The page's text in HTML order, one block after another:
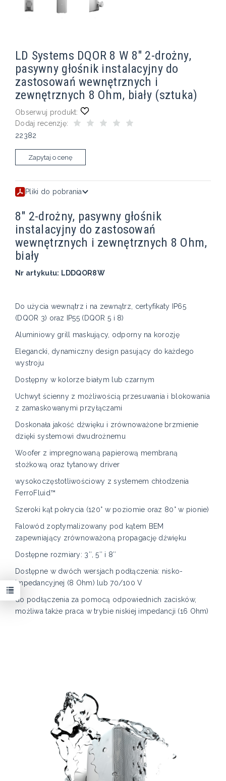
LD Systems DQOR 8 W 8" 2-drożny,
pasywny głośnik instalacyjny do
zastosowań wewnętrznych i
zewnętrznych 8 Ohm, biały (sztuka)
Obserwuj produkt:
Dodaj recenzję:
22382
Zapytaj o cenę
Pliki do pobrania
8" 2-drożny, pasywny głośnik
instalacyjny do zastosowań
wewnętrznych i zewnętrznych 8 Ohm,
biały
Nr artykułu: LDDQOR8W
Do użycia wewnątrz i na zewnątrz, certyfikaty IP65
(DQOR 3) oraz IP55 (DQOR 5 i 8)
Aluminiowy grill maskujący, odporny na korozję
Elegancki, dynamiczny design pasujący do każdego
wystroju
Dostępny w kolorze białym lub czarnym
Uchwyt ścienny z możliwością przesuwania i blokowania
z zamaskowanymi przyłączami
Doskonała jakość dźwięku i zrównoważone brzmienie
dzięki systemowi dwudrożnemu
Woofer z impregnowaną papierową membraną
stożkową oraz tytanowy driver
wysokoczęstotliwościowy z systemem chłodzenia
FerroFluid™
Szeroki kąt pokrycia (120° w poziomie oraz 80° w pionie)
Falowód zoptymalizowany pod kątem BEM
zapewniający zrównoważoną propagację dźwięku
Dostępne rozmiary: 3″, 5″ i 8″
Dostępne w dwóch wersjach podłączenia: nisko-
impedancyjnej (8 Ohm) lub 70/100 V
do podłączenia za pomocą odpowiednich zacisków,
możliwa także praca w trybie niskiej impedancji (16 Ohm)